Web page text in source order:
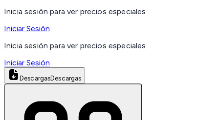
Inicia sesión para ver precios especiales
Iniciar Sesión
Inicia sesión para ver precios especiales
Iniciar Sesión
DescargasDescargas